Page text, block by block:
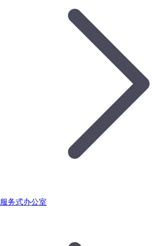
服务式办公室